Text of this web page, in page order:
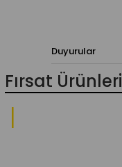
Duyurular
Fırsat Ürünleri